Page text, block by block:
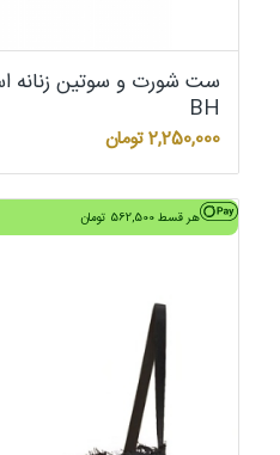
BH
2,250,000تومان
هر قسط562,500 تومان